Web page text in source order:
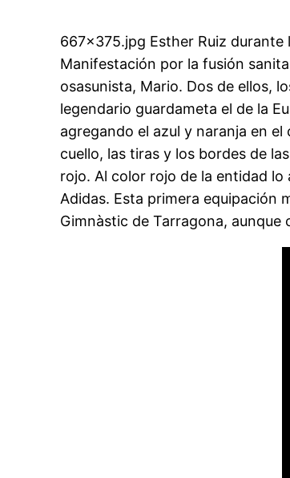
667×375.jpg Esther Ruiz
Manifestación por la fusión
osasunista, Mario. Dos de ellos,
legendario guardameta el de la
agregando el azul y naranja en
cuello, las tiras y los bordes de
rojo. Al color rojo de la entidad
Adidas. Esta primera equipación
Gimnàstic de Tarragona, aunque